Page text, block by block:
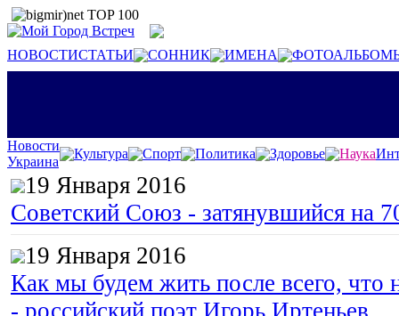
НОВОСТИСТАТЬИ СОННИК ИМЕНА
Новости
Украина
Культура Спорт Политика Здоровье Наука
19 Января 2016
Советский Союз - затянувшийся на
19 Января 2016
Как мы будем жить после всего, что
- российский поэт Игорь Иртеньев